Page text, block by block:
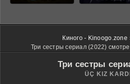
Киного - Kinoogo.zone
Три сестры сериал (2022)
Три сестры
ÜÇ KIZ